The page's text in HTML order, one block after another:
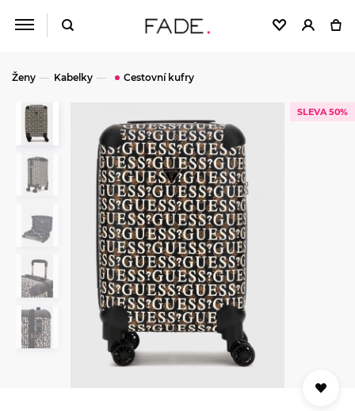
Ženy Kabelky Cestovní kufry
SLEVA 50%